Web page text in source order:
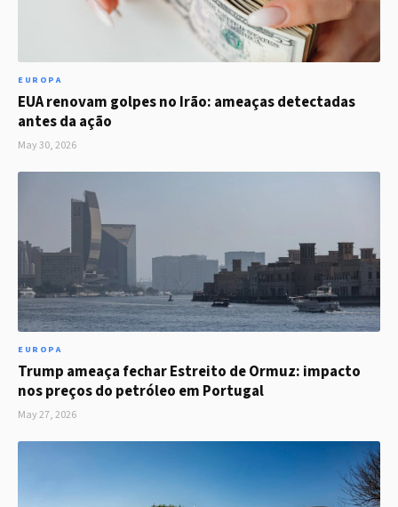
EUROPA
EUA renovam golpes no Irão: ameaças detectadas
antes da ação
May 30, 2026
EUROPA
Trump ameaça fechar Estreito de Ormuz: impacto
nos preços do petróleo em Portugal
May 27, 2026